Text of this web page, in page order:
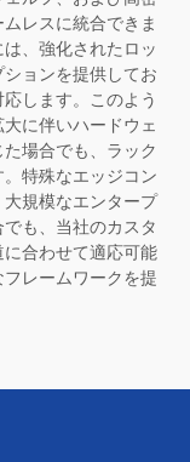
レスに統合できま
、強化されたロッ
ョンを提供してお
します。このよう
に伴いハードウェ
場合でも、ラック
特殊なエッジコン
規模なエンタープ
も、当社のカスタ
合わせて適応可能
レームワークを提